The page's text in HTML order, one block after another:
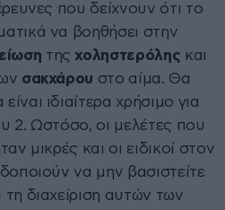
που δείχνουν ότι το
να βοηθήσει στην
της χοληστερόλης και
σακχάρου στο αίμα. Θα
ιδιαίτερα χρήσιμο για
2. Ωστόσο, οι μελέτες που
μικρές και οι ειδικοί στον
να μην βασιστείτε
διαχείριση αυτών των